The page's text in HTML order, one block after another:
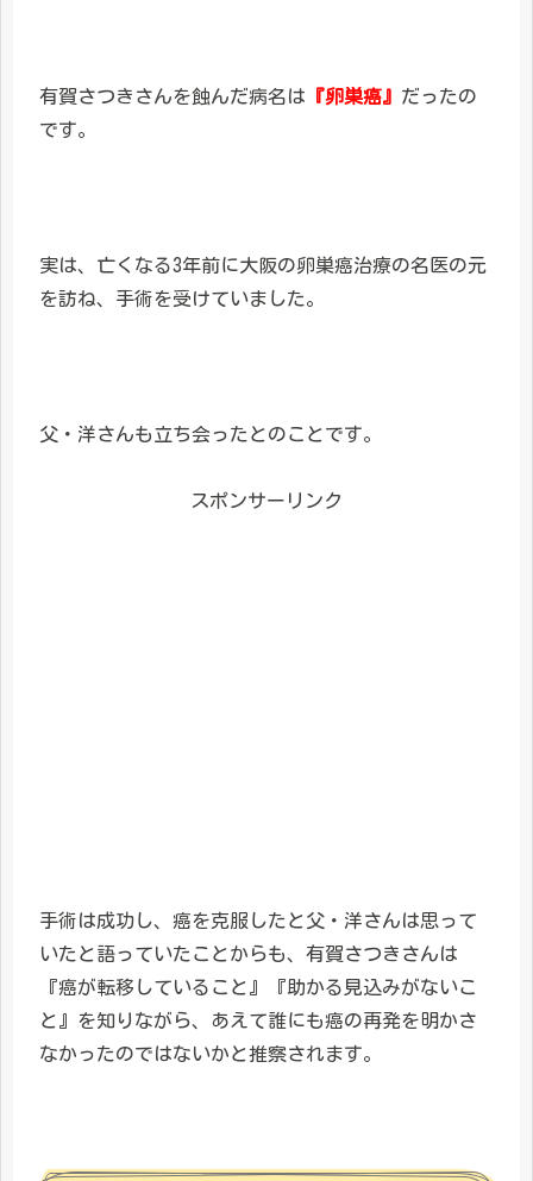
有賀さつきさんを蝕んだ病名は 『卵巣癌』 だったの
です。
実は、亡くなる3年前に大阪の卵巣癌治療の名医の元
を訪ね、手術を受けていました。
父・洋さんも立ち会ったとのことです。
スポンサーリンク
手術は成功し、癌を克服したと父・洋さんは思って
いたと語っていたことからも、有賀さつきさんは
『癌が転移していること』『助かる見込みがないこ
と』を知りながら、あえて誰にも癌の再発を明かさ
なかったのではないかと推察されます。